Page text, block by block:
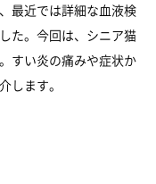
最近では詳細な血液検
た。今回は、シニア猫
すい炎の痛みや症状か
します。